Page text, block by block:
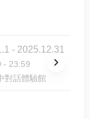
- 2025.12.31
- 23:59
對話體驗館